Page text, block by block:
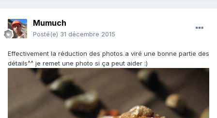
Mumuch
Posté(e) 31 décembre 2015
Effectivement la réduction des photos a viré une bonne partie des
détails^^ je remet une photo si ça peut aider :)